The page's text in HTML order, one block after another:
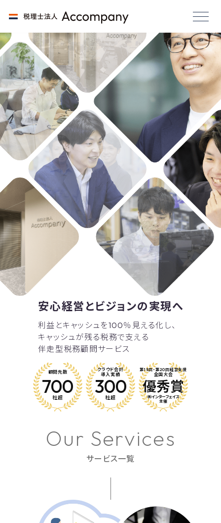
安心経営とビジョンの実現へ
利益とキャッシュを100％見える化し、
キャッシュが残る税務で支える
伴走型税務顧問サービス
顧問先数
700
社超
クラウド会計
導入実績
300
社超
第18回・第20回経営支援
全国大会
優秀賞
㈱インターフェイス
主催
Our Services
サービス一覧